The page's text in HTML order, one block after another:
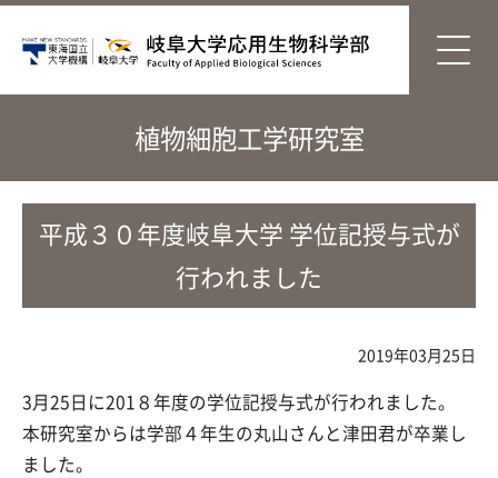
植物細胞工学研究室
平成３０年度岐阜大学 学位記授与式が
行われました
2019年03月25日
3月25日に201８年度の学位記授与式が行われました。
本研究室からは学部４年生の丸山さんと津田君が卒業し
ました。